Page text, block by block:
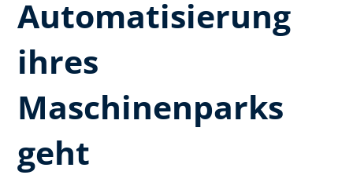
Automatisierung
ihres
Maschinenparks
geht